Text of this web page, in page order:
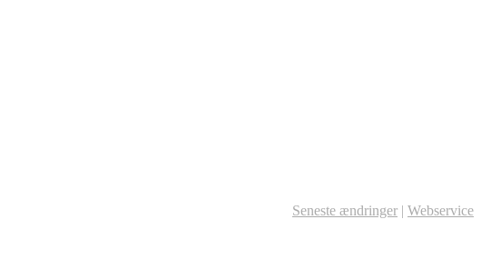
Seneste ændringer | Webservice